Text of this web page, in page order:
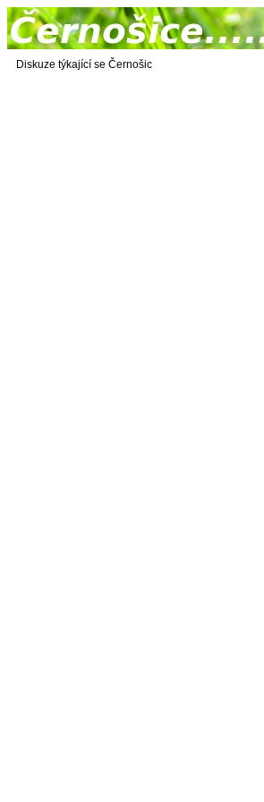
Diskuze týkající se Černošic